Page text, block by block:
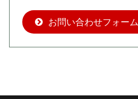
お問い合わせフォーム